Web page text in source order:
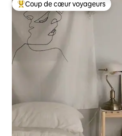
Coups de cœur voyageurs les
Coup de cœur voyageurs